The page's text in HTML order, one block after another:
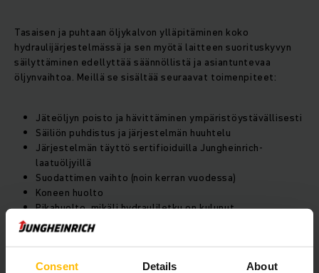
Consent Details About
Tasaisen ja puhtaan öljykalvon ylläpitäminen koko
hydraulijärjestelmässä ja sen myötä laitteen suorituskyvyn
säilyttäminen edellyttää säännöllistä ja asiantuntevaa
öljynvaihtoa. Meillä se sisältää seuraavat toimenpiteet:
Jäteöljyn poisto ja hävittäminen ympäristöystävällisesti
Säiliön puhdistus ja järjestelmän huuhtelu
Järjestelmän täyttö sertifioiduilla Jungheinrich-
laatuöljyillä
Suodattimen vaihto (noin kerran vuodessa)
Koneen huolto
Pikahuolto, mikäli hydrauliletku on kulunut
Halutessasi huoltoasentajamme huolehtivat Jungheinrich-
trukkiesi ohella myös muista hydraulilaitteistoistasi.